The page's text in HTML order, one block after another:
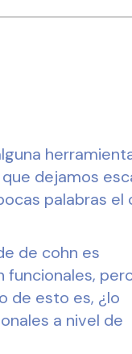
dejamos
palabras el
de cohn es
de esto es, ¿lo
a nivel de